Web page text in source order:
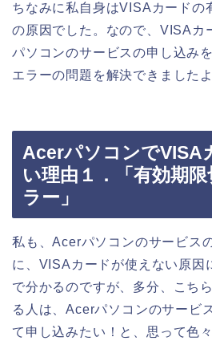
ちなみに私自身はVISAカードの
の原因でした。なので、VISAカ
パソコンのサービスの申し込み
エラーの問題を解決できました
AcerパソコンでVISA
い理由１．「有効期
ラー」
私も、Acerパソコンのサービス
に、VISAカードが使えない原因
で分かるのですが、多分、こち
る人は、Acerパソコンのサービ
て申し込みたい！と、思って色